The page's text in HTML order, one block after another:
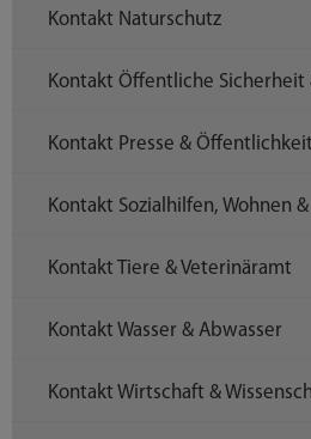
Kontakt Naturschutz
Kontakt Öffentliche Sicherheit
Kontakt Presse &
Kontakt Sozialhilfen, Wohnen
Kontakt Tiere & Veterinäramt
Kontakt Wasser & Abwasser
Kontakt Wirtschaft &